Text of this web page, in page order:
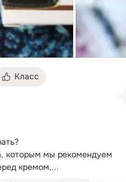
Класс
которым мы рекомендуем
кремом,...